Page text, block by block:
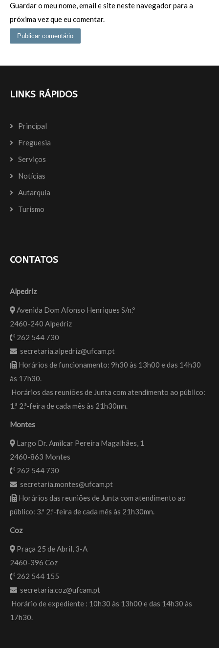
Guardar o meu nome, email e site neste navegador para a
próxima vez que eu comentar.
LINKS RÁPIDOS
Principal
Freguesia
Serviços
Notícias
Autarquia
Turismo
CONTATOS
Alpedriz
Avenida Dom Afonso Henriques S/n.º
2460-240 Alpedriz
262 544 730
secretaria.alpedriz@ufcam.pt
Horários de funcionamento: 9h30 às 13h00 e das 14h30
às 17h30.
Horários das reuniões de Junta com atendimento ao público:
1.ª 2.ª-feira de cada mês às 21h30mn.
Montes
Largo Dr. Amilcar Pereira Magalhães, 1
2460-863 Montes
262 544 730
secretaria.montes@ufcam.pt
Horários das reuniões de Junta com atendimento ao
público: 3.ª 2.ª-feira de cada mês às 21h30mn.
Coz
Praça 25 de Abril, 3-A
2460-396 Coz
262 544 155
secretaria.coz@ufcam.pt
Horário de expediente : 10h30 às 13h00 e das 14h30 às
17h30.